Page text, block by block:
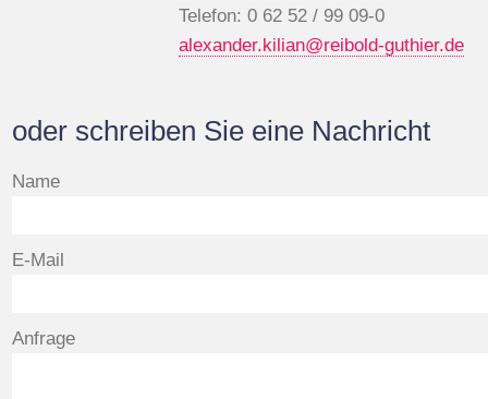
Telefon: 0 62 52 / 99 09-0
alexander.kilian@reibold-guthier.de
oder schreiben Sie eine Nachricht
Name
E-Mail
Anfrage